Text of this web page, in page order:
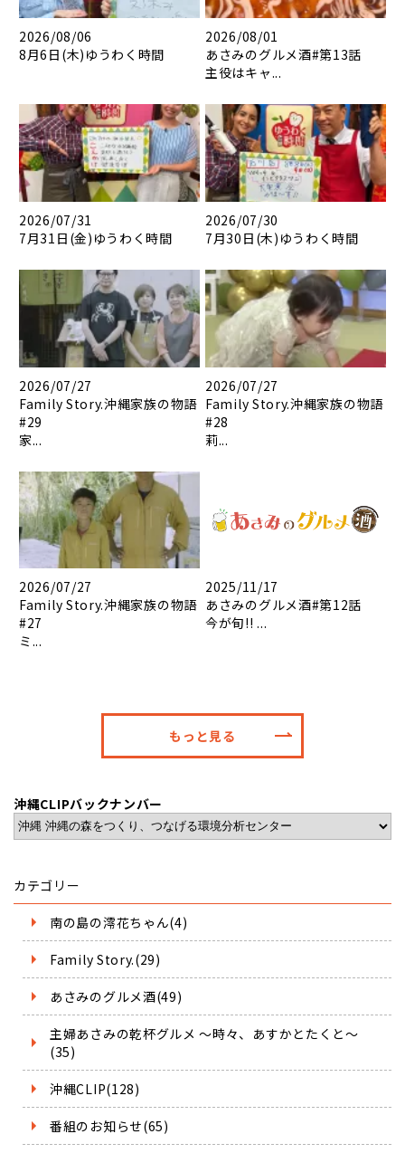
2026/08/06
8月6日(木)ゆうわく時間
2026/08/01
あさみのグルメ酒#第13話
主役はキャ...
2026/07/31
7月31日(金)ゆうわく時間
2026/07/30
7月30日(木)ゆうわく時間
2026/07/27
Family Story.沖縄家族の物語
#29
家...
2026/07/27
Family Story.沖縄家族の物語
#28
莉...
2026/07/27
Family Story.沖縄家族の物語
#27
ミ...
2025/11/17
あさみのグルメ酒#第12話
今が旬!! ...
もっと見る
沖縄CLIPバックナンバー
カテゴリー
南の島の澪花ちゃん(4)
Family Story.(29)
あさみのグルメ酒(49)
主婦あさみの乾杯グルメ ～時々、あすかとたくと～
(35)
沖縄CLIP(128)
番組のお知らせ(65)